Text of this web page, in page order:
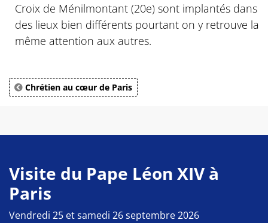
Croix de Ménilmontant (20e) sont implantés dans
des lieux bien différents pourtant on y retrouve la
même attention aux autres.
Chrétien au cœur de Paris
Visite du Pape Léon XIV à
Paris
Vendredi 25 et samedi 26 septembre 2026